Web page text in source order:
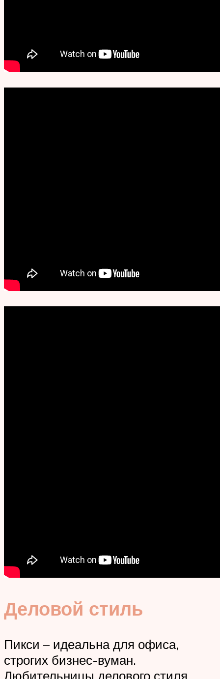
Деловой стиль
Пикси – идеальна для офиса,
строгих бизнес-вуман.
Любительницы делового стиля